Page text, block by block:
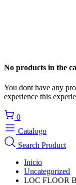
No products in the
You dont have any
experience this
0
Catalogo
Search Product
Inicio
Uncategorized
LOC FLOOR